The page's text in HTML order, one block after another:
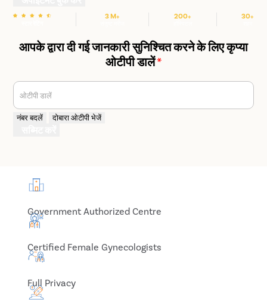
3 M+ 200+ 30+
आपके द्वारा दी गई जानकारी सुनिश्चित करने के लिए कृप्या
ओटीपी डालें*
ओटीपी डालें
नंबर बदलें दोबारा ओटीपी भेजें
Government Authorized Centre
Certified Female Gynecologists
Full Privacy